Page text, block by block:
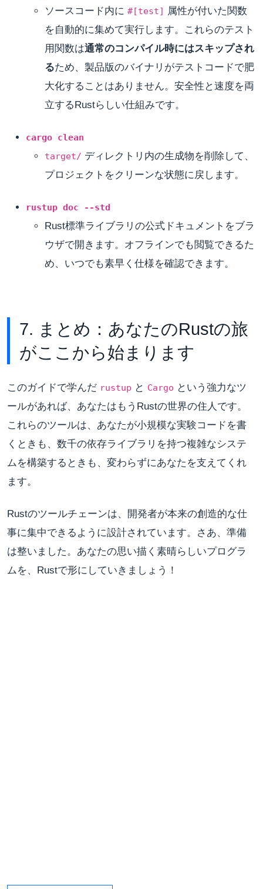
ソースコード内に #[test]
属性が付いた関数
を自動的に集めて実行します。これらのテスト
用関数は通常のコンパイル時にはスキップされ
るため、製品版のバイナリがテストコードで肥
大化することはありません。安全性と速度を両
立するRustらしい仕組みです。
cargo clean
target/ ディレクトリ内の生成物を削除して、
プロジェクトをクリーンな状態に戻します。
rustup doc --std
Rust標準ライブラリの公式ドキュメントをブラ
ウザで開きます。オフラインでも閲覧できるた
め、いつでも素早く仕様を確認できます。
7. まとめ：あなたのRustの旅
がここから始まります
このガイドで学んだ rustup と Cargo という強力なツ
ールがあれば、あなたはもうRustの世界の住人です。
これらのツールは、あなたが小規模な実験コードを書
くときも、数千の依存ライブラリを持つ複雑なシステ
ムを構築するときも、変わらずにあなたを支えてくれ
ます。
Rustのツールチェーンは、開発者が本来の創造的な仕
事に集中できるように設計されています。さあ、準備
は整いました。あなたの思い描く素晴らしいプログラ
ムを、Rustで形にしていきましょう！